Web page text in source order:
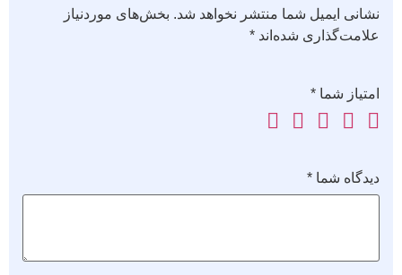
نشانی ایمیل شما منتشر نخواهد شد. بخش‌های موردنیاز
علامت‌گذاری شده‌اند *
امتیاز شما *
دیدگاه شما *